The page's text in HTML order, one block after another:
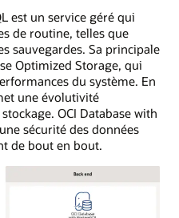
est un service géré qui
de routine, telles que
sauvegardes. Sa principale
Optimized Storage, qui
du système. En
une évolutivité
OCI Database with
sécurité des données
de bout en bout.